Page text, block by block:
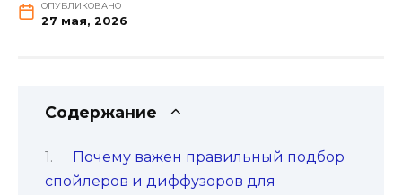
ОПУБЛИКОВАНО
27 мая, 2026
Содержание
Почему важен правильный подбор
спойлеров и диффузоров для